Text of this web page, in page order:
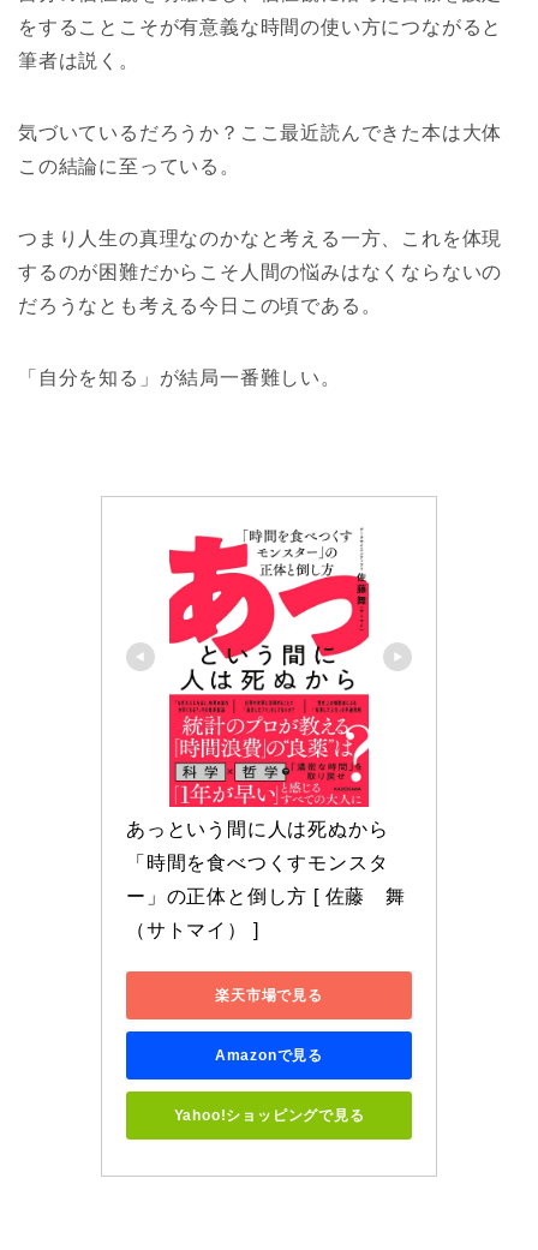
をすることこそが有意義な時間の使い方につながると
筆者は説く。
気づいているだろうか？ここ最近読んできた本は大体
この結論に至っている。
つまり人生の真理なのかなと考える一方、これを体現
するのが困難だからこそ人間の悩みはなくならないの
だろうなとも考える今日この頃である。
「自分を知る」が結局一番難しい。
あっという間に人は死ぬから
「時間を食べつくすモンスタ
ー」の正体と倒し方 [ 佐藤　舞
（サトマイ） ]
楽天市場で見る
Amazonで見る
Yahoo!ショッピングで見る